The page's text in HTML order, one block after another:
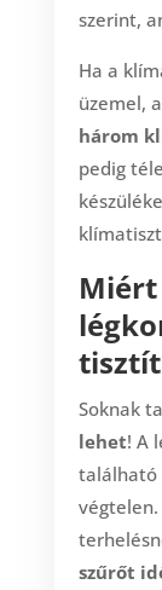
szerint,
Ha a
üzemel,
három
pedig
Miért
Soknak
lehet! A
található
szűrőt